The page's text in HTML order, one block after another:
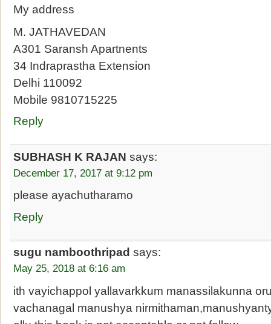
My address
M. JATHAVEDAN
A301 Saransh Apartnents
34 Indraprastha Extension
Delhi 110092
Mobile 9810715225
Reply
SUBHASH K RAJAN says:
December 17, 2017 at 9:12 pm
please ayachutharamo
Reply
sugu namboothripad says:
May 25, 2018 at 6:16 am
ith vayichappol yallavarkkum manassilakunna
vachanagal manushya